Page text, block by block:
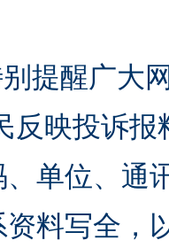
提醒广大
反映投诉报
、单位、通
资料写全，